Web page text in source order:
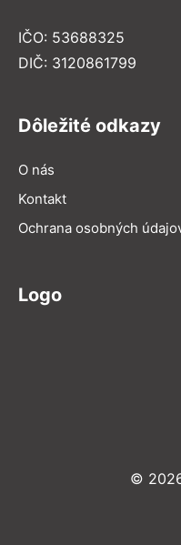
IČO: 53688325
DIČ: 3120861799
Dôležité odkazy
O nás
Kontakt
Ochrana osobných
Logo
©